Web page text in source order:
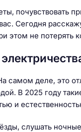
почувствовать
Сегодня
этом не потерять
самом деле, это
В 2025 году
и
слушать ночные